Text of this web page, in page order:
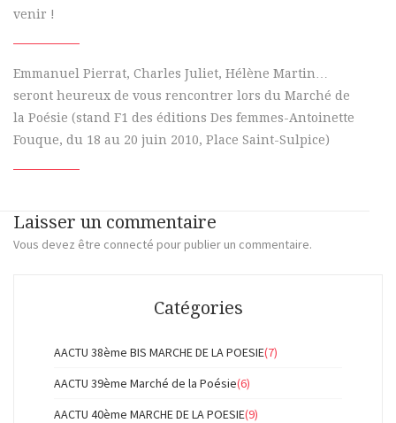
venir !
Emmanuel Pierrat, Charles Juliet, Hélène Martin…
seront heureux de vous rencontrer lors du Marché de
la Poésie (stand F1 des éditions Des femmes-Antoinette
Fouque, du 18 au 20 juin 2010, Place Saint-Sulpice)
Laisser un commentaire
Vous devez être connecté pour publier un commentaire.
Catégories
AACTU 38ème BIS MARCHE DE LA POESIE(7)
AACTU 39ème Marché de la Poésie(6)
AACTU 40ème MARCHE DE LA POESIE(9)